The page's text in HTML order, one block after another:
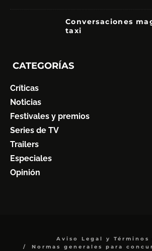
Conversaciones
taxi
CATEGORÍAS
Críticas
Noticias
Festivales y premios
Series de TV
Trailers
Especiales
Opinión
Aviso Legal y Términos
Normas generales para